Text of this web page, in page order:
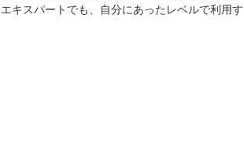
エキスパートでも、自分にあったレベルで利用